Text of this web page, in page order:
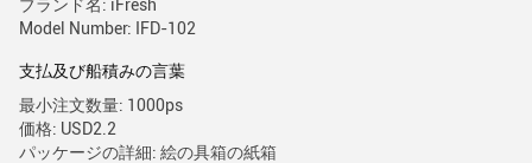
ブランド名: iFresh
Model Number: IFD-102
支払及び船積みの言葉
最小注文数量: 1000ps
価格: USD2.2
パッケージの詳細: 絵の具箱の紙箱